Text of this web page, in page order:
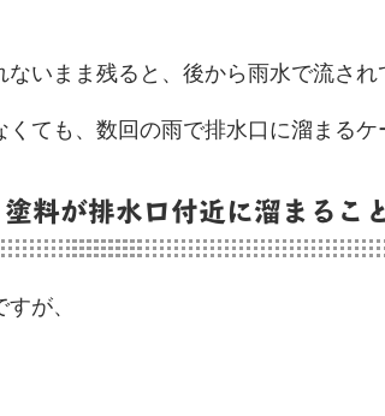
ないまま残ると、後から雨水で流さ
ても、数回の雨で排水口に溜まるケ
料が排水口付近に溜まるこ
が、